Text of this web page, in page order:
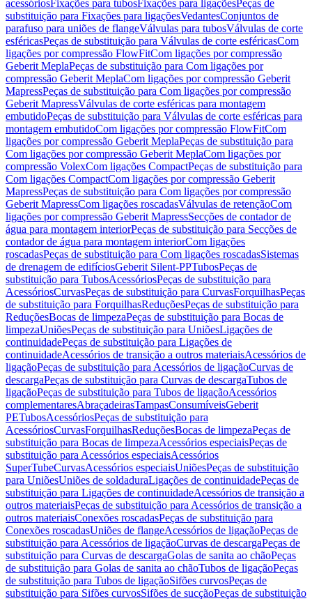
acessóriosFixações para tubosFixações para ligaçõesPeças de
substituição para Fixações para ligaçõesVedantesConjuntos de
parafuso para uniões de flangeVálvulas para tubosVálvulas de corte
esféricasPeças de substituição para Válvulas de corte esféricasCom
ligações por compressão FlowFitCom ligações por compressão
Geberit MeplaPeças de substituição para Com ligações por
compressão Geberit MeplaCom ligações por compressão Geberit
MapressPeças de substituição para Com ligações por compressão
Geberit MapressVálvulas de corte esféricas para montagem
embutidoPeças de substituição para Válvulas de corte esféricas para
montagem embutidoCom ligações por compressão FlowFitCom
ligações por compressão Geberit MeplaPeças de substituição para
Com ligações por compressão Geberit MeplaCom ligações por
compressão VolexCom ligações CompactPeças de substituição para
Com ligações CompactCom ligações por compressão Geberit
MapressPeças de substituição para Com ligações por compressão
Geberit MapressCom ligações roscadasVálvulas de retençãoCom
ligações por compressão Geberit MapressSecções de contador de
água para montagem interiorPeças de substituição para Secções de
contador de água para montagem interiorCom ligações
roscadasPeças de substituição para Com ligações roscadasSistemas
de drenagem de edifíciosGeberit Silent-PPTubosPeças de
substituição para TubosAcessóriosPeças de substituição para
AcessóriosCurvasPeças de substituição para CurvasForquilhasPeças
de substituição para ForquilhasReduçõesPeças de substituição para
ReduçõesBocas de limpezaPeças de substituição para Bocas de
limpezaUniõesPeças de substituição para UniõesLigações de
continuidadePeças de substituição para Ligações de
continuidadeAcessórios de transição a outros materiaisAcessórios de
ligaçãoPeças de substituição para Acessórios de ligaçãoCurvas de
descargaPeças de substituição para Curvas de descargaTubos de
ligaçãoPeças de substituição para Tubos de ligaçãoAcessórios
complementaresAbraçadeirasTampasConsumíveisGeberit
PETubosAcessóriosPeças de substituição para
AcessóriosCurvasForquilhasReduçõesBocas de limpezaPeças de
substituição para Bocas de limpezaAcessórios especiaisPeças de
substituição para Acessórios especiaisAcessórios
SuperTubeCurvasAcessórios especiaisUniõesPeças de substituição
para UniõesUniões de soldaduraLigações de continuidadePeças de
substituição para Ligações de continuidadeAcessórios de transição a
outros materiaisPeças de substituição para Acessórios de transição a
outros materiaisConexões roscadasPeças de substituição para
Conexões roscadasUniões de flangeAcessórios de ligaçãoPeças de
substituição para Acessórios de ligaçãoCurvas de descargaPeças de
substituição para Curvas de descargaGolas de sanita ao chãoPeças
de substituição para Golas de sanita ao chãoTubos de ligaçãoPeças
de substituição para Tubos de ligaçãoSifões curvosPeças de
substituição para Sifões curvosSifões de sucçãoPeças de substituição